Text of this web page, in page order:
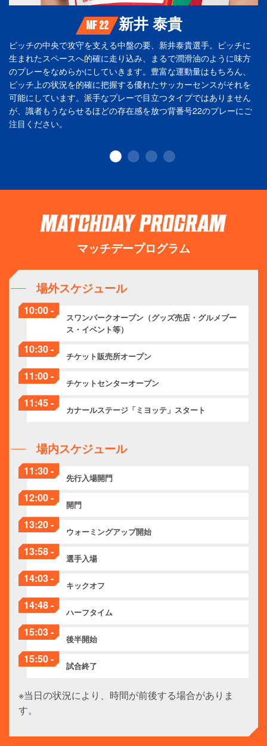
MF 22 新井 泰貴
ピッチの中央で攻守を支える中盤の要、新井泰貴選手。ピッチに
生まれたスペースへ的確に走り込み、まるで潤滑油のように味方
のプレーをなめらかにしていきます。豊富な運動量はもちろん、
ピッチ上の状況を的確に把握する優れたサッカーセンスがそれを
可能にしています。派手なプレーで目立つタイプではありません
が、識者もうならせるほどの存在感を放つ背番号22のプレーにご
注目ください。
マッチデープログラム
場外スケジュール
10:00 -
スワンパークオープン（グッズ売店・グルメブー
ス・イベント等）
10:30 -
チケット販売所オープン
11:00 -
チケットセンターオープン
11:45 -
カナールステージ「ミヨッテ」スタート
場内スケジュール
11:30 -
先行入場開門
12:00 -
開門
13:20 -
ウォーミングアップ開始
13:58 -
選手入場
14:03 -
キックオフ
14:48 -
ハーフタイム
15:03 -
後半開始
15:50 -
試合終了
※当日の状況により、時間が前後する場合がありま
す。